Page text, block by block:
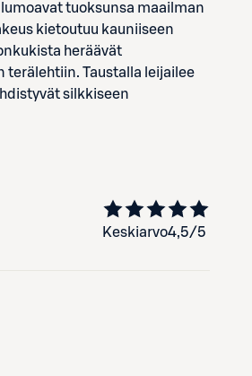
tuoksunsa maailman
kietoutuu kauniiseen
heräävät
terälehtiin. Taustalla leijailee
silkkiseen
Keskiarvo4,5/5